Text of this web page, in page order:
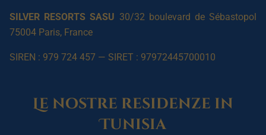
SILVER RESORTS SASU 30/32 boulevard de Sébastopol
75004 Paris, France
SIREN : 979 724 457 — SIRET : 97972445700010
Le nostre residenze in
Tunisia